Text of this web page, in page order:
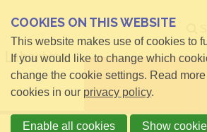
COOKIES ON THIS WEBSITE
This website makes use of cookies to
If you would like to change which
change the cookie settings. Read
cookies in our privacy policy.
Enable all cookies Show